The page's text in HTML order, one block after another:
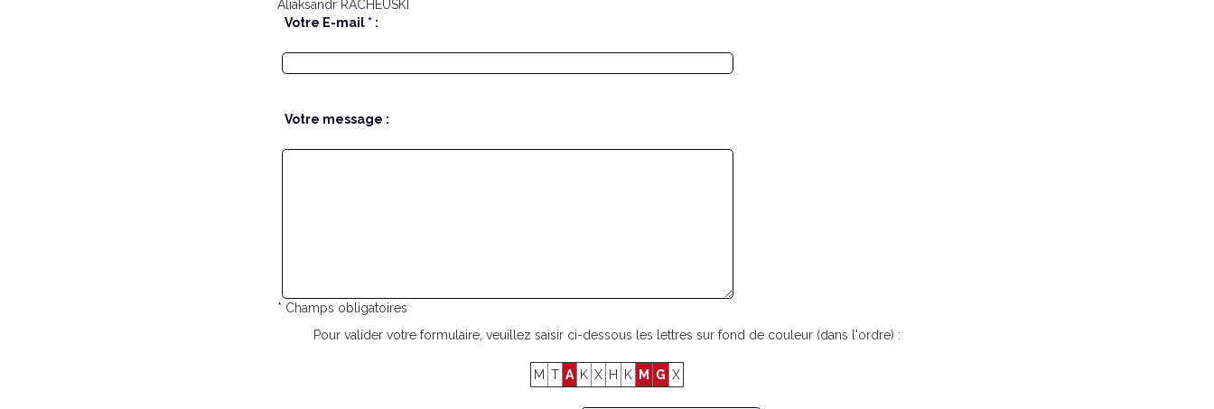
Aliaksandr RACHEUSKI
Votre E-mail * :
Votre message :
* Champs obligatoires
Pour valider votre formulaire, veuillez saisir ci-dessous les lettres sur fond de couleur (dans l'ordre) :
M T A K X H K M G X